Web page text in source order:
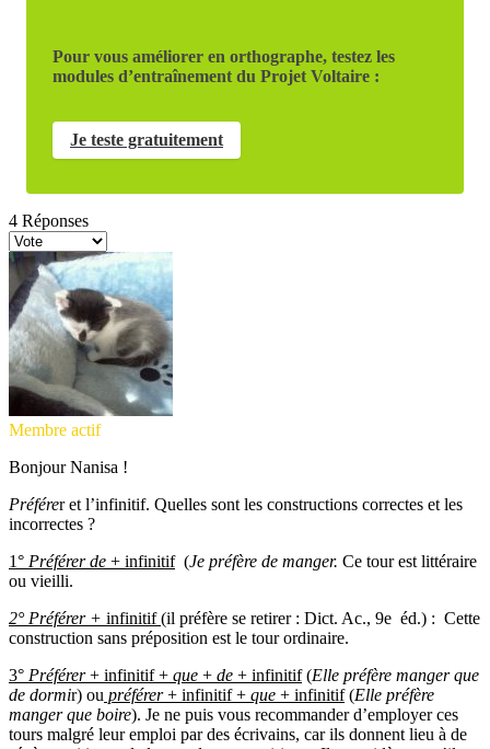
Pour vous améliorer en orthographe, testez les
modules d’entraînement du Projet Voltaire :
Je teste gratuitement
4 Réponses
Membre actif
Bonjour Nanisa !
Préférer et l’infinitif. Quelles sont les constructions correctes et les
incorrectes ?
1° Préférer de + infinitif(Je préfère de manger. Ce tour est littéraire
ou vieilli.
2° Préférer + infinitif(il préfère se retirer : Dict. Ac., 9e éd.) : Cette
construction sans préposition est le tour ordinaire.
3° Préférer+ infinitif + que + de + infinitif(Elle préfère manger que
de dormir) ou préférer+ infinitif + que + infinitif(Elle préfère
manger que boire). Je ne puis vous recommander d’employer ces
tours malgré leur emploi par des écrivains, car ils donnent lieu à de